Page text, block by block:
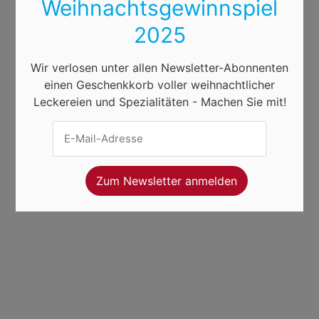
Weihnachtsgewinnspiel
2025
Wir verlosen unter allen Newsletter-Abonnenten
einen Geschenkkorb voller weihnachtlicher
Leckereien und Spezialitäten - Machen Sie mit!